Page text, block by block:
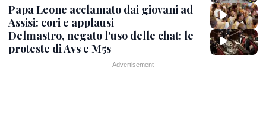
Papa Leone acclamato dai giovani ad
Assisi: cori e applausi
Delmastro, negato l'uso delle chat: le
proteste di Avs e M5s